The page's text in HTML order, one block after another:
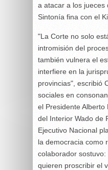
a atacar a los jueces
Sintonía fina con el
"La Corte no solo
intromisión del
también vulnera el
interfiere en la
provincias", escribió
sociales en
el Presidente
del Interior Wado de
Ejecutivo Nacional
la democracia como
colaborador
quieren proscribir el